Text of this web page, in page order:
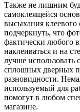
Также не лишним
самоклеящейся
высыхания
подчеркнуть, что
фактически любого
наклеиваться и на
лучше использовать
сплошных дверных
разновидности.
используемый для
помогут в любом
магазине.